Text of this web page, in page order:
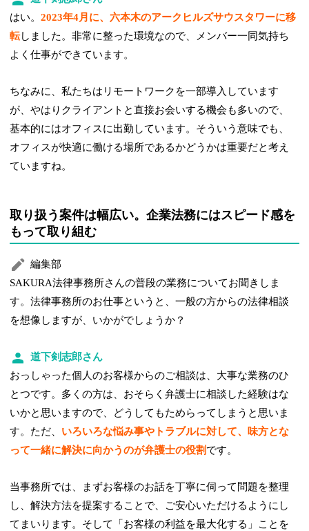
はい。2023年4月に、六本木のアークヒルズサウスタワーに移
転しました。非常に整った環境なので、メンバー一同気持ち
よく仕事ができています。
ちなみに、私たちはリモートワークを一部導入しています
が、やはりクライアントと直接お会いする機会も多いので、
基本的にはオフィスに出勤しています。そういう意味でも、
オフィスが快適に働ける場所であるかどうかは重要だと考え
ていますね。
取り扱う案件は幅広い。企業法務にはスピード感を
もって取り組む
編集部
SAKURA法律事務所さんの普段の業務についてお聞きしま
す。法律事務所のお仕事というと、一般の方からの法律相談
を想像しますが、いかがでしょうか？
道下剣志郎さん
おっしゃった個人のお客様からのご相談は、大事な業務のひ
とつです。多くの方は、おそらく弁護士に相談した経験はな
いかと思いますので、どうしてもためらってしまうと思いま
す。ただ、 いろいろな悩み事やトラブルに対して、味方とな
って一緒に解決に向かうのが弁護士の役割です。
当事務所では、まずお客様のお話を丁寧に伺って問題を整理
し、解決方法を提案することで、ご安心いただけるようにし
てまいります。そして「お客様の利益を最大化する」ことを